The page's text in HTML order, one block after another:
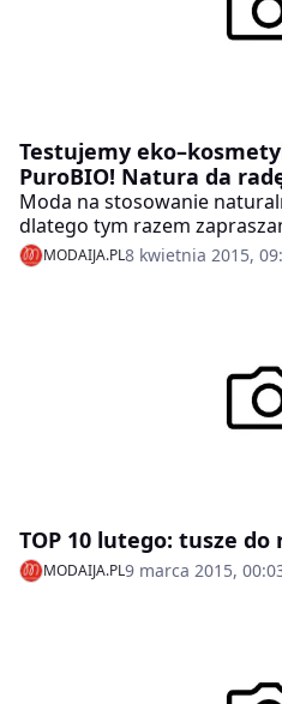
Testujemy
PuroBIO! Natura da
Moda na stosowanie
dlatego tym razem
kosmetyków kolorowych
naturalnymi składnikami
Zapowiada się świetnie, co
trwałością tych wegańskich
MODAIJA.PL8 kwietnia 2015,
TOP 10 lutego: tusze do
MODAIJA.PL9 marca 2015,